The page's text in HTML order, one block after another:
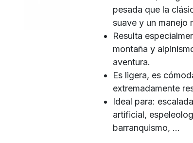
pesada que la
suave y un manejo
Resulta
montaña y
aventura.
Es ligera, es
extremadamente
Ideal para:
artificial,
barranquismo, ...